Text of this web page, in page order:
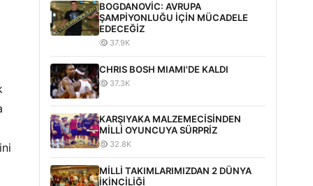
BOGDANOVİC: AVRUPA
ŞAMPİYONLUĞU İÇİN MÜCADELE
EDECEĞİZ
37.9K
CHRIS BOSH MIAMI'DE KALDI
37.3K
KARŞIYAKA MALZEMECİSİNDEN
MİLLİ OYUNCUYA SÜRPRİZ
32.8K
MİLLİ TAKIMLARIMIZDAN 2 DÜNYA
İKİNCİLİĞİ